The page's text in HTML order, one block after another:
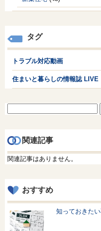
タグ
トラブル対応動画
住まいと暮らしの情報誌 LIVE
関連記事
関連記事はありません。
おすすめ
知っておきた